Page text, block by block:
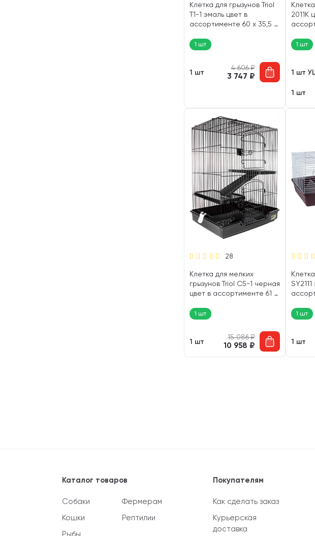
Клетка для грызунов Triol
T1-1 эмаль цвет в
ассортименте 60 х 35,5 х
1 шт
1 шт
4 606₽
3 747 ₽
2011K
1 шт
1 шт
1 шт
28
Клетка для мелких
грызунов Triol C5-1 черная
цвет в ассортименте 61 х
1 шт
1 шт
15 086₽
10 958 ₽
1 шт
1 шт
Каталог товаров
Собаки
Кошки
Рыбы
Фермерам
Рептилии
Покупателям
Как сделать заказ
Курьерская
доставка